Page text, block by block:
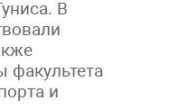
В
факультета
и